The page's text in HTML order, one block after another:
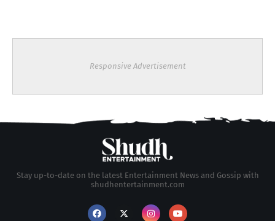
Responsive Advertisement
Stay up-to-date on the latest Entertainment News and Gossip with
shudhentertainment.com